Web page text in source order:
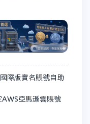
際版實名賬號自助
亞馬遜雲賬號